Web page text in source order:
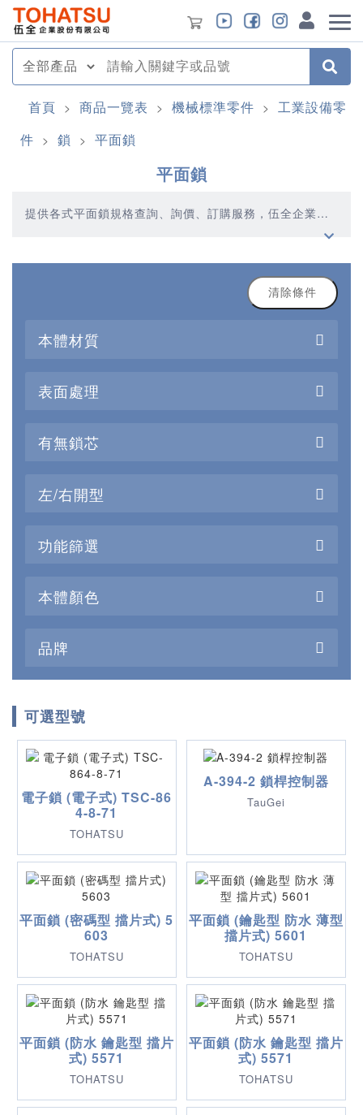
首頁 > 商品一覽表 > 機械標準零件 > 工業設備零
件 > 鎖 > 平面鎖
平面鎖
提供各式平面鎖規格查詢、詢價、訂購服務，伍全企業深
清除條件
本體材質
表面處理
有無鎖芯
左/右開型
功能篩選
本體顏色
品牌
可選型號
電子鎖 (電子式) TSC-86
4-8-71
TOHATSU
A-394-2 鎖桿控制器
TauGei
平面鎖 (密碼型 擋片式) 5
603
TOHATSU
平面鎖 (鑰匙型 防水 薄型
擋片式) 5601
TOHATSU
平面鎖 (防水 鑰匙型 擋片
式) 5571
TOHATSU
平面鎖 (防水 鑰匙型 擋片
式) 5571
TOHATSU